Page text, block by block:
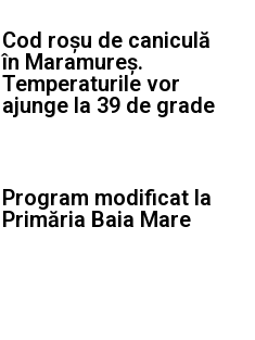
Cod roșu de caniculă
în Maramureș.
Temperaturile vor
ajunge la 39 de grade
Program modificat la
Primăria Baia Mare